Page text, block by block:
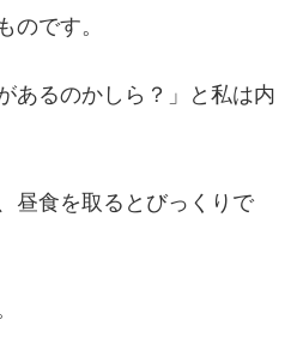
のです。
あるのかしら？」と私は内
昼食を取るとびっくりで